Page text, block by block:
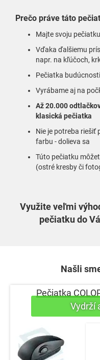
Prečo práve táto
Majte svoju
Vďaka ďalšiemu
napr. na kľúčoch,
Pečiatka
Vyrábame aj na
Až 20.000
klasická pečiatka
Nie je potreba riešiť
farbu - dolieva sa
Túto pečiatku
(ostré kresby či
Využite veľmi
pečiatku do
Našli
Pečiatka